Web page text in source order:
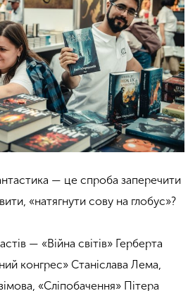
— це спроба заперечити
«натягнути сову на глобус»?
— «Війна світів» Герберта
конгрес» Станіслава Лема,
«Сліпобачення» Пітера